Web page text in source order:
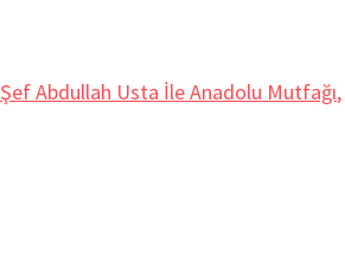
Şef Abdullah Usta İle Anadolu Mutfağı,